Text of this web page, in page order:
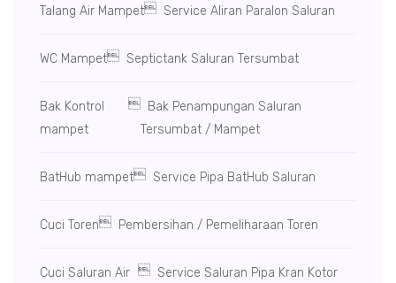
Talang Air Mampet Service Aliran Paralon Saluran
WC Mampet Septictank Saluran Tersumbat
Bak Kontrol
mampet
 Bak Penampungan Saluran
Tersumbat / Mampet
BatHub mampet Service Pipa BatHub Saluran
Cuci Toren Pembersihan / Pemeliharaan Toren
Cuci Saluran Air Service Saluran Pipa Kran Kotor